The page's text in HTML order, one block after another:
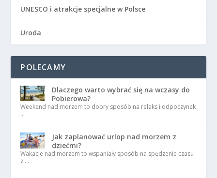
UNESCO i atrakcje specjalne w Polsce
Uroda
POLECAMY
Dlaczego warto wybrać się na wczasy do
Pobierowa?
Weekend nad morzem to dobry sposób na relaks i odpoczynek
…
Jak zaplanować urlop nad morzem z
dziećmi?
Wakacje nad morzem to wspaniały sposób na spędzenie czasu
z …